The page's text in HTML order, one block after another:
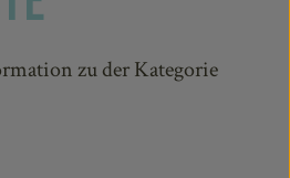
zu der Kategorie